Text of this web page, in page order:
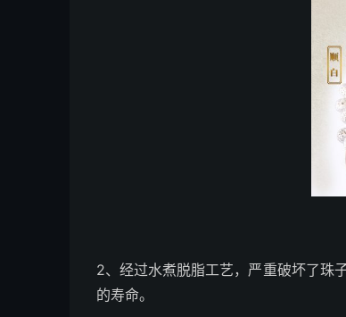
2、经过水煮脱脂工艺，严重破坏了珠
的寿命。